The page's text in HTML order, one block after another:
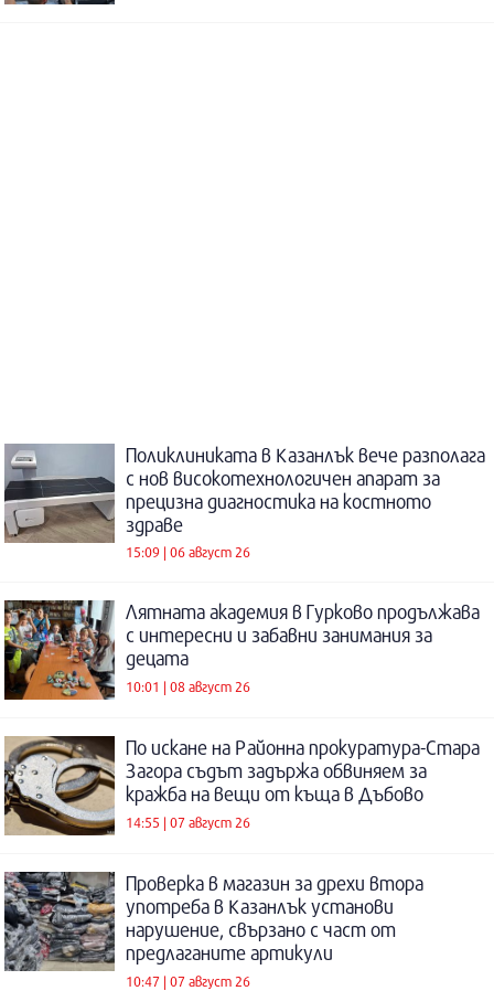
Поликлиниката в Казанлък вече разполага
с нов високотехнологичен апарат за
прецизна диагностика на костното
здраве
15:09 | 06 август 26
Лятната академия в Гурково продължава
с интересни и забавни занимания за
децата
10:01 | 08 август 26
По искане на Районна прокуратура-Стара
Загора съдът задържа обвиняем за
кражба на вещи от къща в Дъбово
14:55 | 07 август 26
Проверка в магазин за дрехи втора
употреба в Казанлък установи
нарушение, свързано с част от
предлаганите артикули
10:47 | 07 август 26